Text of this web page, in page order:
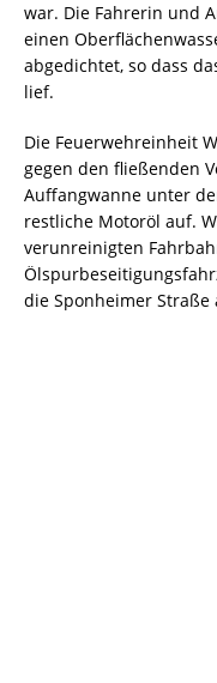
war. Die Fahrerin und
einen
abgedichtet, so dass
lief.
Die Feuerwehreinheit
gegen den fließenden
Auffangwanne unter
restliche Motoröl auf.
verunreinigten
die Sponheimer Straße